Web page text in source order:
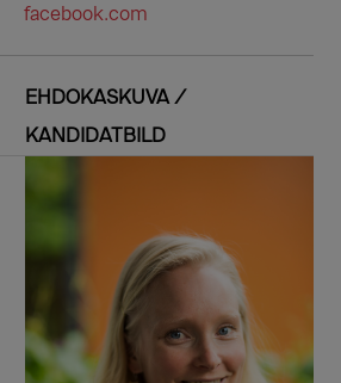
facebook.com
EHDOKASKUVA /
KANDIDATBILD